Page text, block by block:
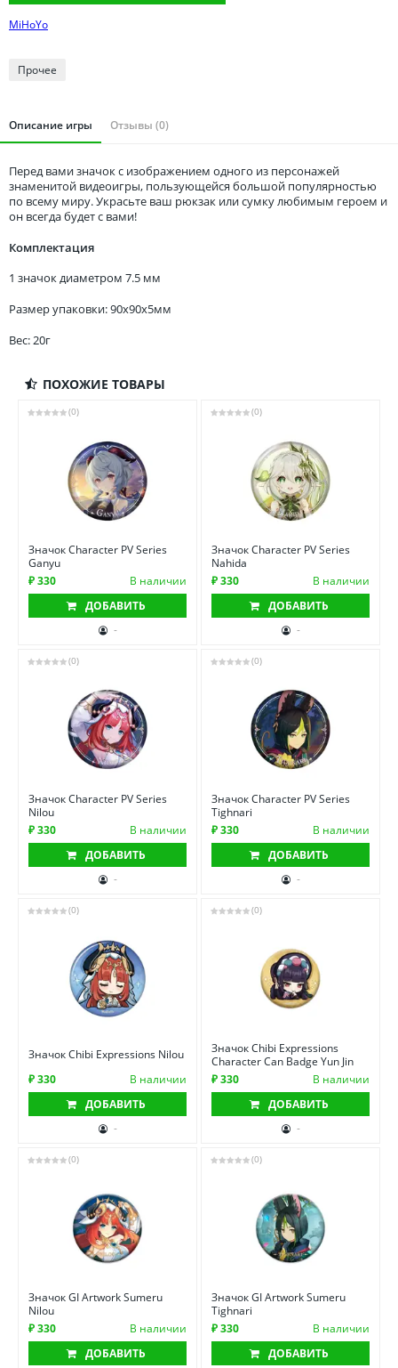
Томская область
Тюменская область
MiHoYo
Прочее
Описание игры Отзывы (0)
Перед вами значок с изображением одного из персонажей
знаменитой видеоигры, пользующейся большой популярностью
по всему миру. Украсьте ваш рюкзак или сумку любимым героем и
он всегда будет с вами!
Комплектация
1 значок диаметром 7.5 мм
Размер упаковки: 90x90x5мм
Вес: 20г
ПОХОЖИЕ ТОВАРЫ
(0)
Значок Character PV Series
Ganyu
₽ 330
В наличии
ДОБАВИТЬ
-
(0)
Значок Character PV Series
Nahida
₽ 330
В наличии
ДОБАВИТЬ
-
(0)
Значок Character PV Series
Nilou
₽ 330
В наличии
ДОБАВИТЬ
-
(0)
Значок Character PV Series
Tighnari
₽ 330
В наличии
ДОБАВИТЬ
-
(0)
Значок Chibi Expressions Nilou
₽ 330
В наличии
ДОБАВИТЬ
-
(0)
Значок Chibi Expressions
Character Can Badge Yun Jin
₽ 330
В наличии
ДОБАВИТЬ
-
(0)
Значок GI Artwork Sumeru
Nilou
₽ 330
В наличии
ДОБАВИТЬ
(0)
Значок GI Artwork Sumeru
Tighnari
₽ 330
В наличии
ДОБАВИТЬ